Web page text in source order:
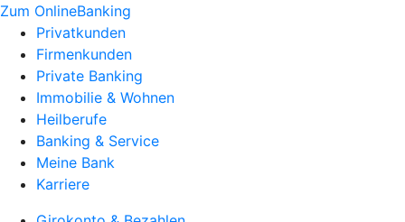
Zum OnlineBanking
Privatkunden
Firmenkunden
Private Banking
Immobilie & Wohnen
Heilberufe
Banking & Service
Meine Bank
Karriere